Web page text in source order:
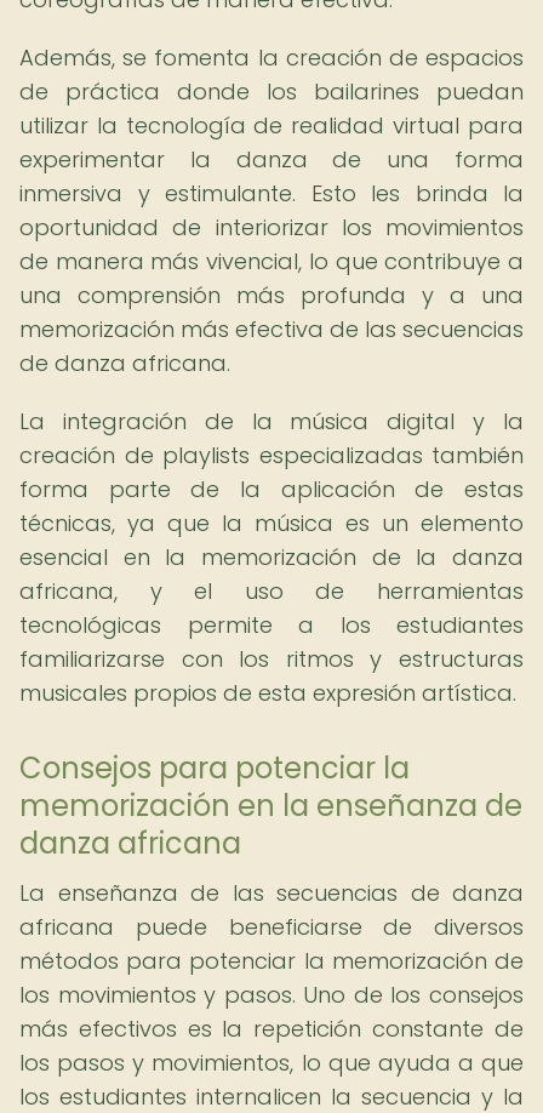
Además, se fomenta la creación de espacios
de práctica donde los bailarines puedan
utilizar la tecnología de realidad virtual para
experimentar la danza de una forma
inmersiva y estimulante. Esto les brinda la
oportunidad de interiorizar los movimientos
de manera más vivencial, lo que contribuye a
una comprensión más profunda y a una
memorización más efectiva de las secuencias
de danza africana.
La integración de la música digital y la
creación de playlists especializadas también
forma parte de la aplicación de estas
técnicas, ya que la música es un elemento
esencial en la memorización de la danza
africana, y el uso de herramientas
tecnológicas permite a los estudiantes
familiarizarse con los ritmos y estructuras
musicales propios de esta expresión artística.
Consejos para potenciar la
memorización en la enseñanza de
danza africana
La enseñanza de las secuencias de danza
africana puede beneficiarse de diversos
métodos para potenciar la memorización de
los movimientos y pasos. Uno de los consejos
más efectivos es la repetición constante de
los pasos y movimientos, lo que ayuda a que
los estudiantes internalicen la secuencia y la